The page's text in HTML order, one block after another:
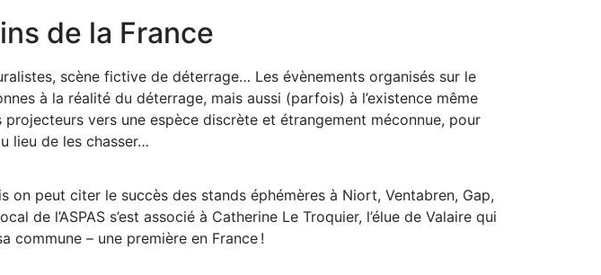
de la France
scène fictive de déterrage… Les évènements organisés sur le
à la réalité du déterrage, mais aussi (parfois) à l’existence même
projecteurs vers une espèce discrète et étrangement méconnue, pour
lieu de les chasser…
on peut citer le succès des stands éphémères à Niort, Ventabren, Gap,
de l’ASPAS s’est associé à Catherine Le Troquier, l’élue de Valaire qui
commune – une première en France !